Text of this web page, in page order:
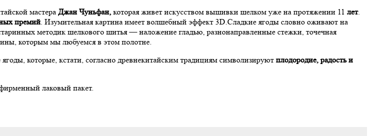
мастера Джан Чуньфан, которая живет искусством вышивки шелком уже на протяжении 11 лет.
премий. Изумительная картина имеет волшебный эффект 3D.Сладкие ягоды словно оживают на
методик шелкового шитья — наложение гладью, разнонаправленные стежки, точечная
которым мы любуемся в этом полотне.
которые, кстати, согласно древнекитайским традициям символизируют плодородие, радость и
лаковый пакет.